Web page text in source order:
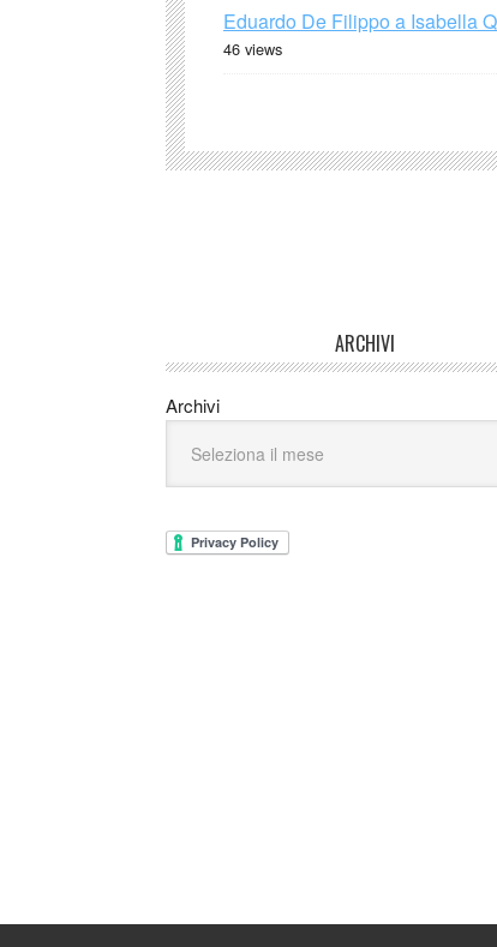
Eduardo De Filippo a Isabella
46 views
ARCHIVI
Archivi